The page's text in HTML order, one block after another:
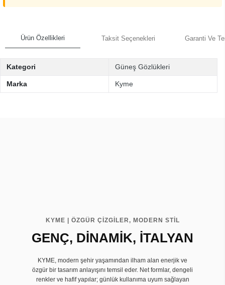
Ürün Özellikleri Taksit Seçenekleri Garanti Ve
Kategori Güneş Gözlükleri
Marka Kyme
KYME | ÖZGÜR ÇİZGİLER, MODERN STİL
GENÇ, DİNAMİK, İTALYAN
KYME, modern şehir yaşamından ilham alan enerjik ve
özgür bir tasarım anlayışını temsil eder. Net formlar, dengeli
renkler ve hafif yapılar; günlük kullanıma uyum sağlayan